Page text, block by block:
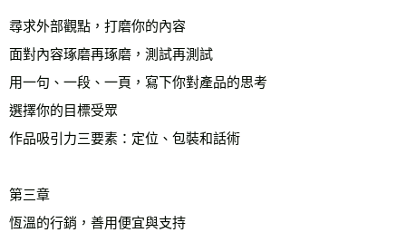
尋求外部觀點，打磨你的內容
面對內容琢磨再琢磨，測試再測試
用一句、一段、一頁，寫下你對產品的思考
選擇你的目標受眾
作品吸引力三要素：定位、包裝和話術
第三章
恆溫的行銷，善用便宜與支持